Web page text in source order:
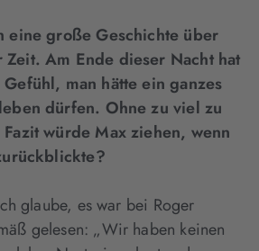
eine große Geschichte über
Am Ende dieser Nacht hat
Gefühl, man hätte ein ganzes
dürfen. Ohne zu viel zu
würde Max ziehen, wenn
glaube, es war bei Roger
gelesen: „Wir haben keinen